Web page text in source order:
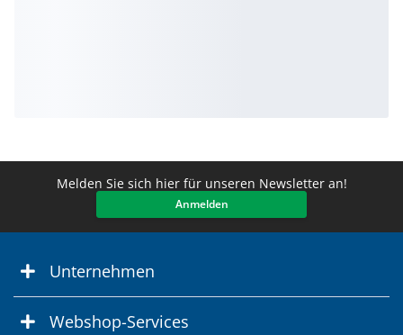
Melden Sie sich hier für unseren Newsletter an!
Anmelden
Unternehmen
Webshop-Services